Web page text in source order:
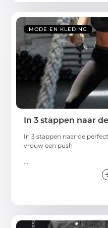
MODE EN KLEDING
In 3 stappen naar
In 3 stappen naar de
vrouw een push
...